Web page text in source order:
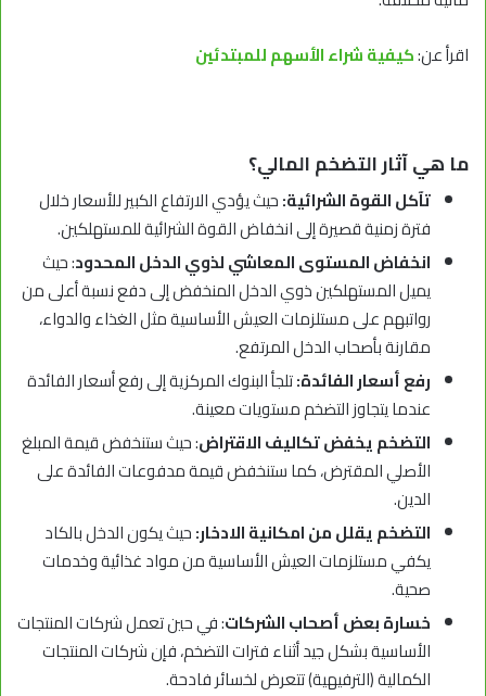
اقرأ عن:كيفية شراء الأسهم للمبتدئين
ما هي آثار التضخم المالي؟
تآكل القوة الشرائية:حيث يؤدي الارتفاع الكبير للأسعار خلال
فترة زمنية قصيرة إلى انخفاض القوة الشرائية للمستهلكين.
انخفاض المستوى المعاشي لذوي الدخل المحدود: حيث
يميل المستهلكين ذوي الدخل المنخفض إلى دفع نسبة أعلى من
رواتبهم على مستلزمات العيش الأساسية مثل الغذاء والدواء،
مقارنة بأصحاب الدخل المرتفع.
رفع أسعار الفائدة:تلجأ البنوك المركزية إلى رفع أسعار الفائدة
عندما يتجاوز التضخم مستويات معينة.
التضخم يخفض تكاليف الاقتراض: حيث ستنخفض قيمة المبلغ
الأصلي المقترض، كما ستنخفض قيمة مدفوعات الفائدة على
الدين.
التضخم يقلل من امكانية الادخار:حيث يكون الدخل بالكاد
يكفي مستلزمات العيش الأساسية من مواد غذائية وخدمات
صحية.
خسارة بعض أصحاب الشركات: في حين تعمل شركات المنتجات
الأساسية بشكل جيد أثناء فترات التضخم، فإن شركات المنتجات
الكمالية (الترفيهية) تتعرض لخسائر فادحة.